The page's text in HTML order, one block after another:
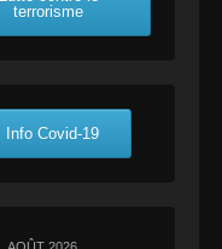
terrorisme
Info Covid-19